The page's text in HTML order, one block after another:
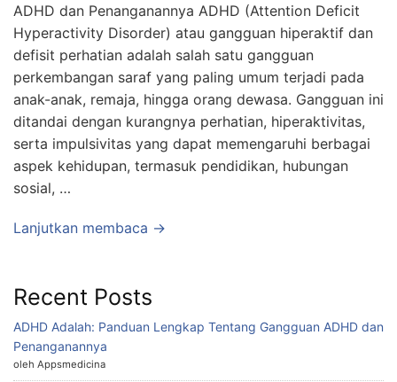
ADHD dan Penanganannya ADHD (Attention Deficit
Hyperactivity Disorder) atau gangguan hiperaktif dan
defisit perhatian adalah salah satu gangguan
perkembangan saraf yang paling umum terjadi pada
anak-anak, remaja, hingga orang dewasa. Gangguan ini
ditandai dengan kurangnya perhatian, hiperaktivitas,
serta impulsivitas yang dapat memengaruhi berbagai
aspek kehidupan, termasuk pendidikan, hubungan
sosial, …
Lanjutkan membaca →
Recent Posts
ADHD Adalah: Panduan Lengkap Tentang Gangguan ADHD dan
Penanganannya
oleh Appsmedicina